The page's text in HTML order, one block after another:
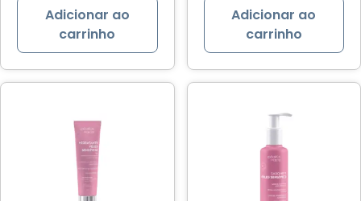
Adicionar ao
carrinho
Adicionar ao
carrinho